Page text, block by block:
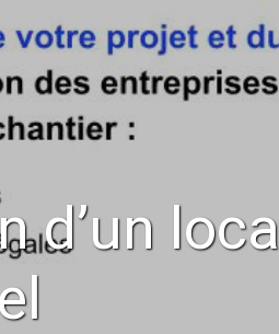
d’un